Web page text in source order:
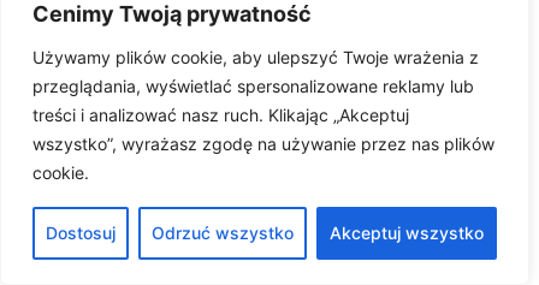
Cenimy Twoją prywatność
Używamy plików cookie, aby ulepszyć Twoje wrażenia z
przeglądania, wyświetlać spersonalizowane reklamy lub
treści i analizować nasz ruch. Klikając „Akceptuj
wszystko”, wyrażasz zgodę na używanie przez nas plików
cookie.
Dostosuj Odrzuć wszystko Akceptuj wszystko
nam na wykorzystanie mocy obliczeniowej
serwerów SoftwareStudio do bieżącej analizy
danych AI. Dzięki temu użytkownicy mają dostęp
do najnowszych modeli językowych i
graficznych bez konieczności instalowania
lokalnej infrastruktury IT.